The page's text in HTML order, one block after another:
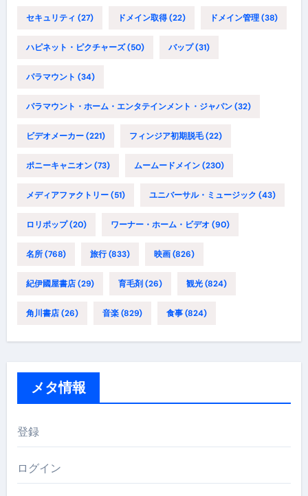
セキュリティ (27) ドメイン取得(22) ドメイン管理(38)
ハピネット・ピクチャーズ(50) バップ(31)
パラマウント (34)
パラマウント・ホーム・エンタテインメント・ジャパン(32)
ビデオメーカー(221) フィンジア初期脱毛(22)
ポニーキャニオン(73) ムームードメイン(230)
メディアファクトリー(51) ユニバーサル・ミュージック (43)
ロリポップ(20) ワーナー・ホーム・ビデオ (90)
名所(768) 旅行(833) 映画(826)
紀伊國屋書店(29) 育毛剤 (26) 観光(824)
角川書店(26) 音楽(829) 食事(824)
メタ情報
登録
ログイン